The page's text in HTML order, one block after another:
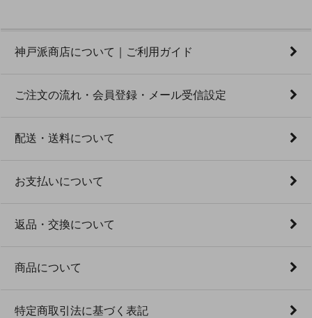
神戸派商店について｜ご利用ガイド
ご注文の流れ・会員登録・メール受信設定
配送・送料について
お支払いについて
返品・交換について
商品について
特定商取引法に基づく表記